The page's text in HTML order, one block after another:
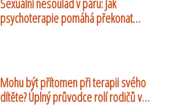
psychoterapie pomáhá překonat
Mohu být přítomen při terapii svého
dítěte? Úplný průvodce rolí rodičů v